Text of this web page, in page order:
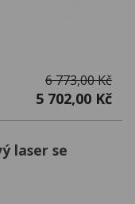
6 773,00 Kč
5 702,00 Kč
laser se